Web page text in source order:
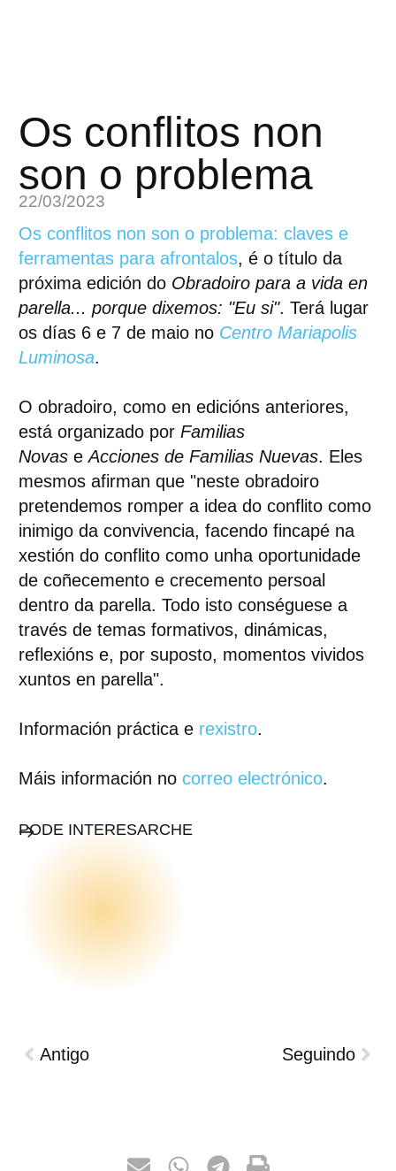
Os conflitos non
son o problema
22/03/2023
Os conflitos non son o problema: claves e
ferramentas para afrontalos, é o título da
próxima edición do Obradoiro para a vida en
parella... porque dixemos: "Eu si". Terá lugar
os días 6 e 7 de maio no Centro Mariapolis
Luminosa.
O obradoiro, como en edicións anteriores,
está organizado por Familias
NovaseAcciones de Familias Nuevas. Eles
mesmos afirman que "neste obradoiro
pretendemos romper a idea do conflito como
inimigo da convivencia, facendo fincapé na
xestión do conflito como unha oportunidade
de coñecemento e crecemento persoal
dentro da parella. Todo isto conséguese a
través de temas formativos, dinámicas,
reflexións e, por suposto, momentos vividos
xuntos en parella".
Información práctica e rexistro.
Máis información no correo electrónico.
PODE INTERESARCHE
Antigo Seguindo